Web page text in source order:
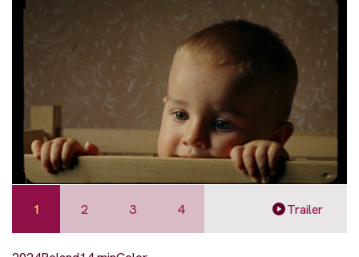
1 2 3 4 Trailer